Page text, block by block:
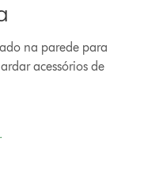
na parede para
acessórios de